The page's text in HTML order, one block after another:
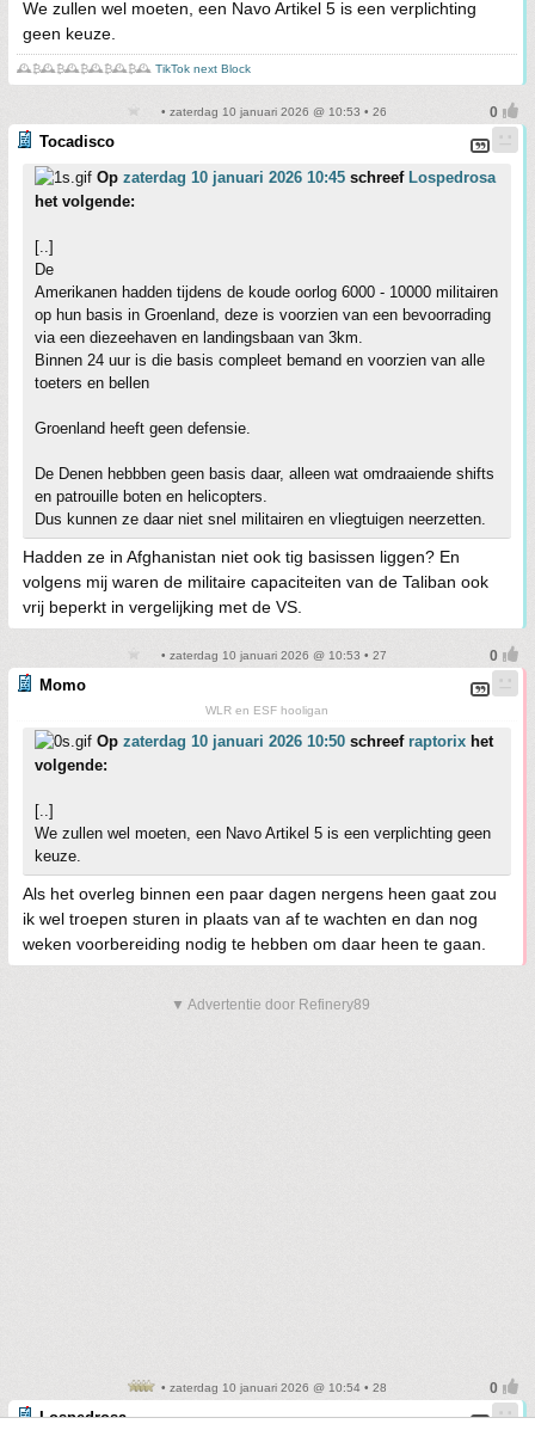
We zullen wel moeten, een Navo Artikel 5 is een verplichting
geen keuze.
🕰️₿🕰️₿🕰️₿🕰️₿🕰️₿🕰️ TikTok next Block
• zaterdag 10 januari 2026 @ 10:53 • 26
Tocadisco
Op zaterdag 10 januari 2026 10:45 schreef Lospedrosa
het volgende:
[..]
De
Amerikanen hadden tijdens de koude oorlog 6000 - 10000 militairen
op hun basis in Groenland, deze is voorzien van een bevoorrading
via een diezeehaven en landingsbaan van 3km.
Binnen 24 uur is die basis compleet bemand en voorzien van alle
toeters en bellen
Groenland heeft geen defensie.
De Denen hebbben geen basis daar, alleen wat omdraaiende shifts
en patrouille boten en helicopters.
Dus kunnen ze daar niet snel militairen en vliegtuigen neerzetten.
Hadden ze in Afghanistan niet ook tig basissen liggen? En
volgens mij waren de militaire capaciteiten van de Taliban ook
vrij beperkt in vergelijking met de VS.
• zaterdag 10 januari 2026 @ 10:53 • 27
Momo
WLR en ESF hooligan
Op zaterdag 10 januari 2026 10:50 schreef raptorix het
volgende:
[..]
We zullen wel moeten, een Navo Artikel 5 is een verplichting geen
keuze.
Als het overleg binnen een paar dagen nergens heen gaat zou
ik wel troepen sturen in plaats van af te wachten en dan nog
weken voorbereiding nodig te hebben om daar heen te gaan.
▼ Advertentie door Refinery89
• zaterdag 10 januari 2026 @ 10:54 • 28
Lospedrosa